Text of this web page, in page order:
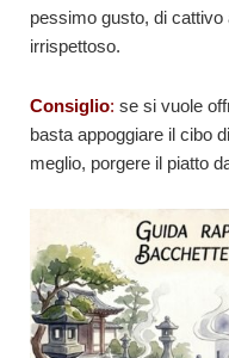
pessimo gusto, di
irrispettoso.
Consiglio: se si vuole
basta appoggiare il cibo
meglio, porgere il piatto